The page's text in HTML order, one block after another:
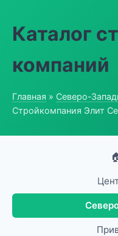
Каталог
компаний
Главная » Северо-
Стройкомпания Элит